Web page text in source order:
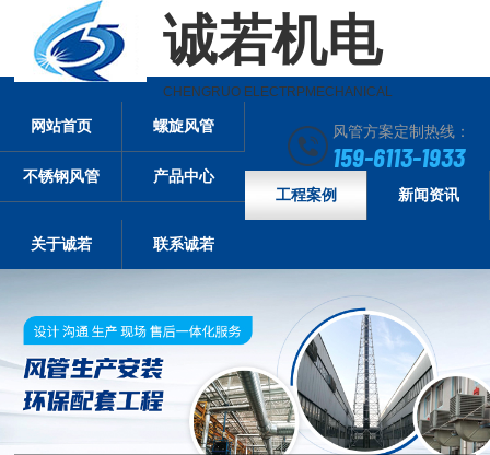
诚若机电
CHENGRUO ELECTRPMECHANICAL
风管方案定制热线：
159-6113-1933
网站首页 螺旋风管
不锈钢风管
产品中心
工程案例
新闻资讯
关于诚若 联系诚若